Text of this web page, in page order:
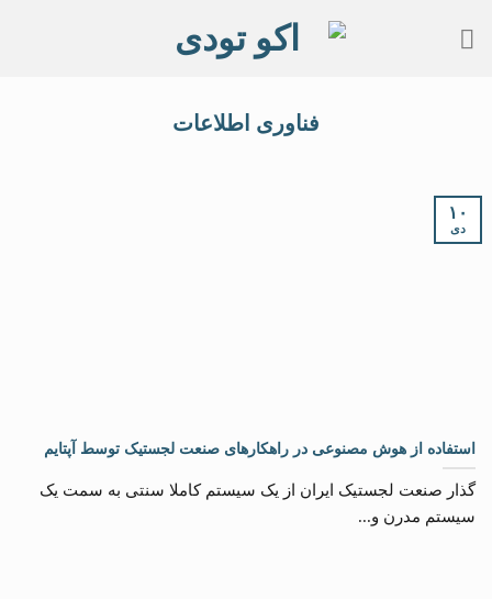
فناوری اطلاعات
استفاده از هوش مصنوعی در راهکارهای صنعت لجستیک توسط آپتایم
گذار صنعت لجستیک ایران از یک سیستم کاملا سنتی به سمت یک
سیستم مدرن و...
۱۰
دی